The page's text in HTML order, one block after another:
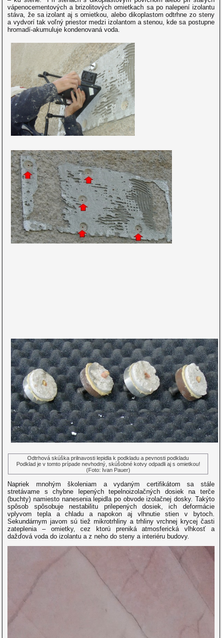
vápenocementových a brizolitových omietkach sa po nalepení izolantu
stáva, že sa izolant aj s omietkou, alebo dikoplastom odtrhne zo steny
a vydvorí tak voľný priestor medzi izolantom a stenou, kde sa postupne
hromadí-akumuluje kondenovaná voda.
Odtrhová skúška prilnavosti lepidla k podkladu a pevnosti podkladu
Podklad je v tomto prípade nevhodný, skúšobné kotvy odpadli aj s omietkou!
(Foto: Ivan Pauer)
Napriek mnohým školeniam a vydaným certifikátom sa stále
stretávame s chybne lepených tepelnoizolačných dosiek na terče
(buchty) namiesto nanesenia lepidla po obvode izolačnej dosky. Takýto
spôsob spôsobuje nestabilitu prilepených dosiek, ich deformácie
vplyvom tepla a chladu a napokon aj vlhnutie stien v bytoch.
Sekundárnym javom sú tiež mikrotrhliny a trhliny vrchnej krycej časti
zateplenia – omietky, cez ktorú preniká atmosferická vlhkosť a
dažďová voda do izolantu a z neho do steny a interiéru budovy.